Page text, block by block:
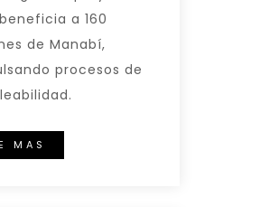
a 160
de Manabí,
procesos de
MAS